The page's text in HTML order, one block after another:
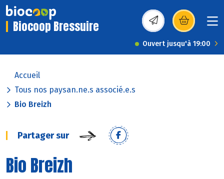
Biocoop Bressuire (s’ouvre dans une
Ouvert jusqu'à 19:00
Accueil
Tous nos paysan.ne.s associé.e.s
Bio Breizh
Partager sur
Bio Breizh